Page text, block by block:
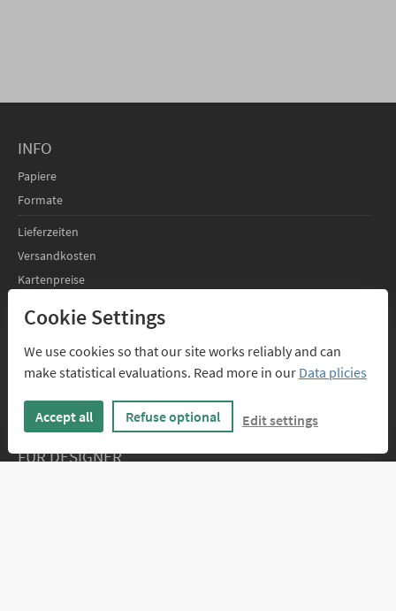
INFO
Papiere
Formate
Lieferzeiten
Versandkosten
Kartenpreise
FAQs
SERVICE
Design-Service
Texte für geschäftliche Weihnachtskarten
FÜR DESIGNER
Cookie Settings
We use cookies so that our site works reliably and can
make statistical evaluations. Read more in our Data plicies
Accept all Refuse optional Edit settings